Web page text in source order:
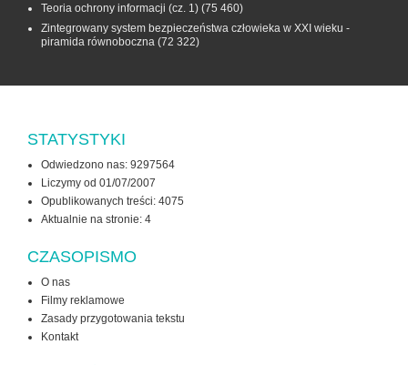
Teoria ochrony informacji (cz. 1) (75 460)
Zintegrowany system bezpieczeństwa człowieka w XXI wieku -
piramida równoboczna (72 322)
STATYSTYKI
Odwiedzono nas: 9297564
Liczymy od 01/07/2007
Opublikowanych treści: 4075
Aktualnie na stronie: 4
CZASOPISMO
O nas
Filmy reklamowe
Zasady przygotowania tekstu
Kontakt